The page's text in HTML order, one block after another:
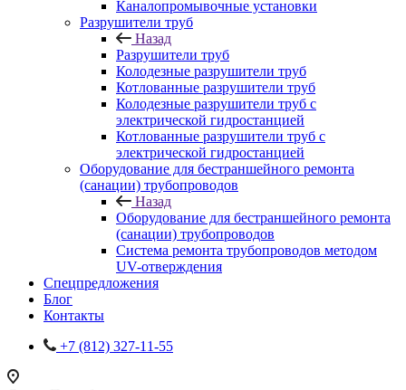
Каналопромывочные установки
Разрушители труб
Назад
Разрушители труб
Колодезные разрушители труб
Котлованные разрушители труб
Колодезные разрушители труб с
электрической гидростанцией
Котлованные разрушители труб с
электрической гидростанцией
Оборудование для бестраншейного ремонта
(санации) трубопроводов
Назад
Оборудование для бестраншейного ремонта
(санации) трубопроводов
Система ремонта трубопроводов методом
UV-отверждения
Спецпредложения
Блог
Контакты
+7 (812) 327-11-55